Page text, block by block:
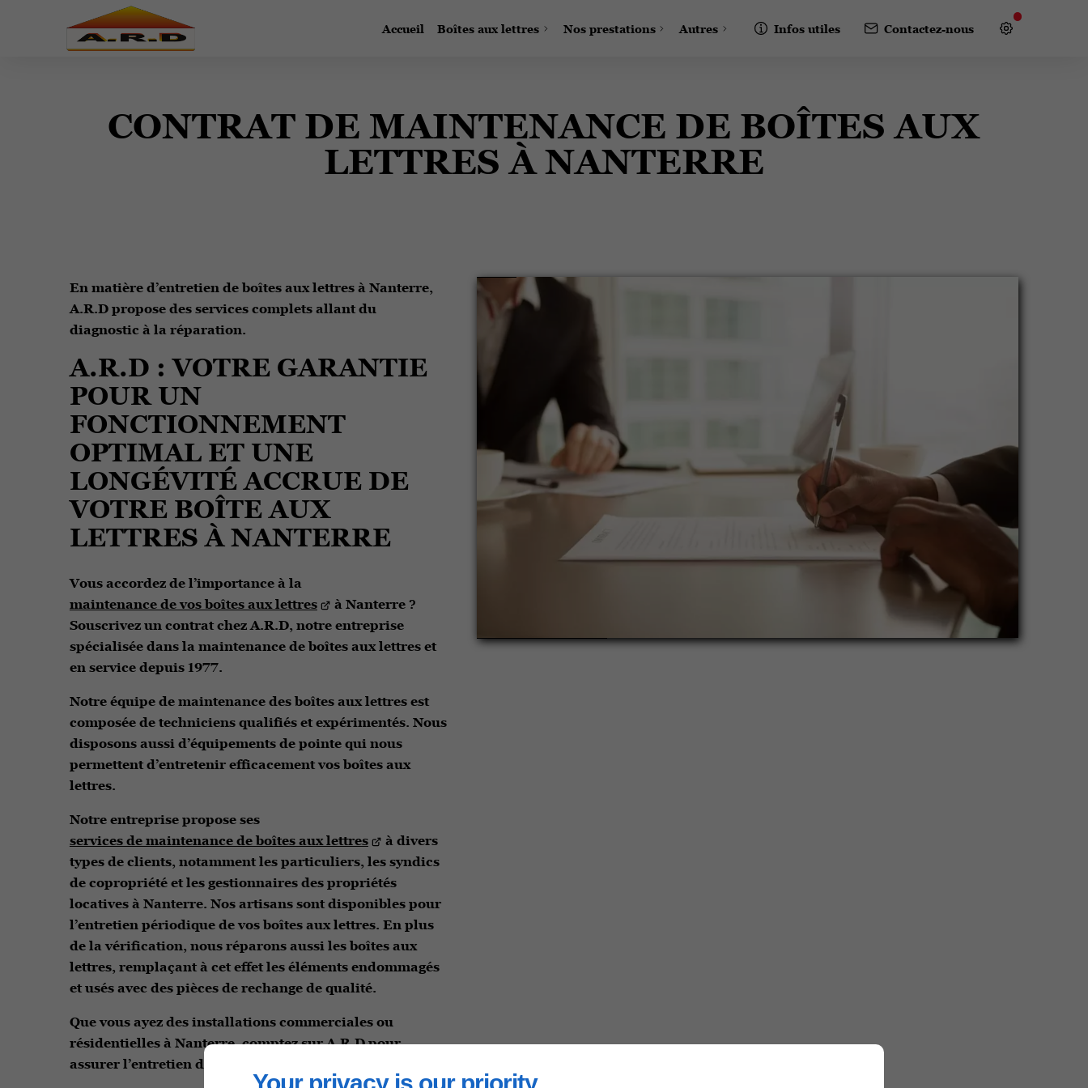
Accueil Boîtes aux lettres Nos prestations Autres Infos utiles Contactez-nous
CONTRAT DE MAINTENANCE DE BOÎTES AUX
LETTRES À NANTERRE
En matière d’entretien de boîtes aux lettres à Nanterre,
A.R.D propose des services complets allant du
diagnostic à la réparation.
A.R.D : VOTRE GARANTIE
POUR UN
FONCTIONNEMENT
OPTIMAL ET UNE
LONGÉVITÉ ACCRUE DE
VOTRE BOÎTE AUX
LETTRES À NANTERRE
Vous accordez de l’importance à la
maintenance de vos boîtes aux lettres
à Nanterre ?
Souscrivez un contrat chez A.R.D, notre entreprise
spécialisée dans la maintenance de boîtes aux lettres et
en service depuis 1977.
Notre équipe de maintenance des boîtes aux lettres est
composée de techniciens qualifiés et expérimentés. Nous
disposons aussi d’équipements de pointe qui nous
permettent d’entretenir efficacement vos boîtes aux
lettres.
Notre entreprise propose ses
services de maintenance de boîtes aux lettres
à divers
types de clients, notamment les particuliers, les syndics
de copropriété et les gestionnaires des propriétés
locatives à Nanterre. Nos artisans sont disponibles pour
l’entretien périodique de vos boîtes aux lettres. En plus
de la vérification, nous réparons aussi les boîtes aux
lettres, remplaçant à cet effet les éléments endommagés
et usés avec des pièces de rechange de qualité.
Que vous ayez des installations commerciales ou
résidentielles à Nanterre, comptez sur A.R.D pour
assurer l’entretien des boîtes aux lettres.